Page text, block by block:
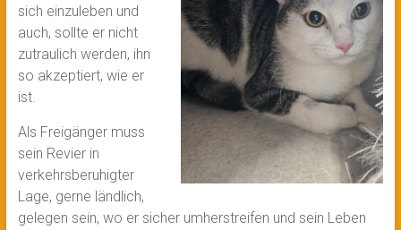
sich einzuleben und
auch, sollte er nicht
zutraulich werden, ihn
so akzeptiert, wie er
ist.
Als Freigänger muss
sein Revier in
verkehrsberuhigter
Lage, gerne ländlich,
gelegen sein, wo er sicher umherstreifen und sein Leben